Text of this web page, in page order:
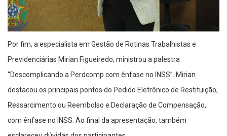
Por fim, a especialista em Gestão de Rotinas Trabalhistas e
Previdenciárias Mirian Figueiredo, ministrou a palestra
“Descomplicando a Perdcomp com ênfase no INSS”. Mirian
destacou os principais pontos do Pedido Eletrônico de Restituição,
Ressarcimento ou Reembolso e Declaração de Compensação,
com ênfase no INSS. Ao final da apresentação, também